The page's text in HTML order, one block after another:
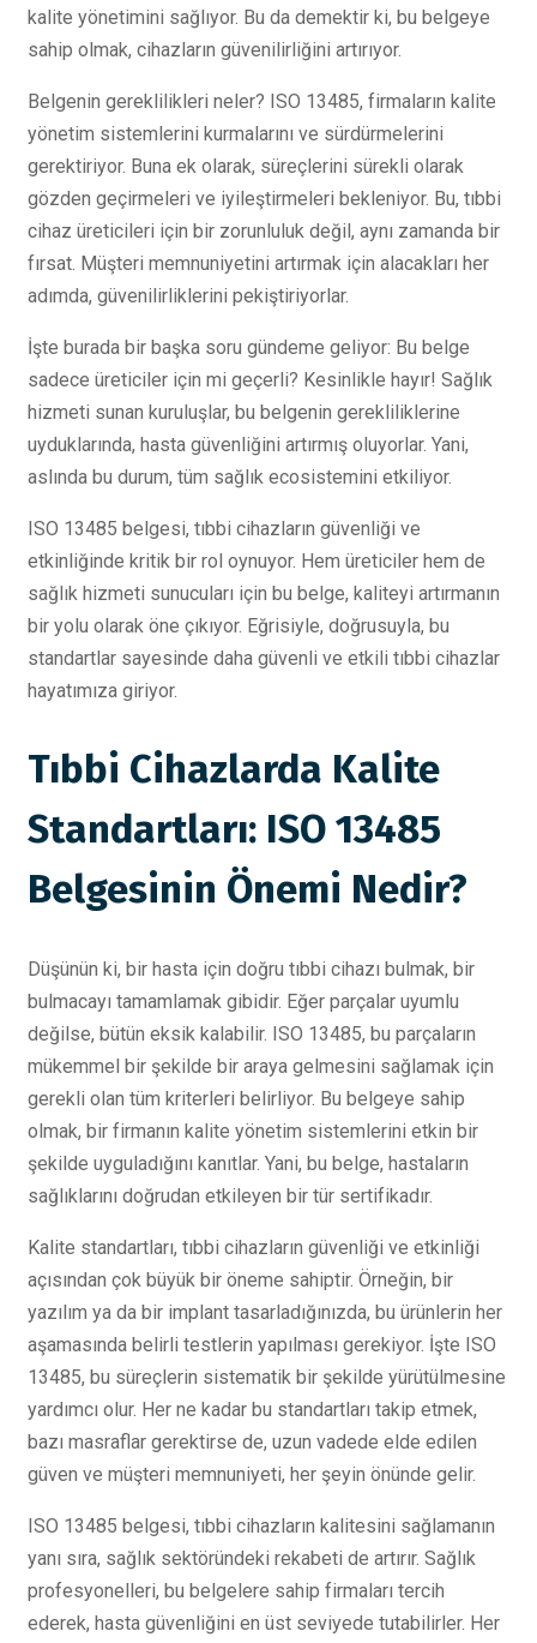
kalite yönetimini sağlıyor. Bu da demektir ki, bu belgeye
sahip olmak, cihazların güvenilirliğini artırıyor.
Belgenin gereklilikleri neler? ISO 13485, firmaların kalite
yönetim sistemlerini kurmalarını ve sürdürmelerini
gerektiriyor. Buna ek olarak, süreçlerini sürekli olarak
gözden geçirmeleri ve iyileştirmeleri bekleniyor. Bu, tıbbi
cihaz üreticileri için bir zorunluluk değil, aynı zamanda bir
fırsat. Müşteri memnuniyetini artırmak için alacakları her
adımda, güvenilirliklerini pekiştiriyorlar.
İşte burada bir başka soru gündeme geliyor: Bu belge
sadece üreticiler için mi geçerli? Kesinlikle hayır! Sağlık
hizmeti sunan kuruluşlar, bu belgenin gerekliliklerine
uyduklarında, hasta güvenliğini artırmış oluyorlar. Yani,
aslında bu durum, tüm sağlık ecosistemini etkiliyor.
ISO 13485 belgesi, tıbbi cihazların güvenliği ve
etkinliğinde kritik bir rol oynuyor. Hem üreticiler hem de
sağlık hizmeti sunucuları için bu belge, kaliteyi artırmanın
bir yolu olarak öne çıkıyor. Eğrisiyle, doğrusuyla, bu
standartlar sayesinde daha güvenli ve etkili tıbbi cihazlar
hayatımıza giriyor.
Tıbbi Cihazlarda Kalite
Standartları: ISO 13485
Belgesinin Önemi Nedir?
Düşünün ki, bir hasta için doğru tıbbi cihazı bulmak, bir
bulmacayı tamamlamak gibidir. Eğer parçalar uyumlu
değilse, bütün eksik kalabilir. ISO 13485, bu parçaların
mükemmel bir şekilde bir araya gelmesini sağlamak için
gerekli olan tüm kriterleri belirliyor. Bu belgeye sahip
olmak, bir firmanın kalite yönetim sistemlerini etkin bir
şekilde uyguladığını kanıtlar. Yani, bu belge, hastaların
sağlıklarını doğrudan etkileyen bir tür sertifikadır.
Kalite standartları, tıbbi cihazların güvenliği ve etkinliği
açısından çok büyük bir öneme sahiptir. Örneğin, bir
yazılım ya da bir implant tasarladığınızda, bu ürünlerin her
aşamasında belirli testlerin yapılması gerekiyor. İşte ISO
13485, bu süreçlerin sistematik bir şekilde yürütülmesine
yardımcı olur. Her ne kadar bu standartları takip etmek,
bazı masraflar gerektirse de, uzun vadede elde edilen
güven ve müşteri memnuniyeti, her şeyin önünde gelir.
ISO 13485 belgesi, tıbbi cihazların kalitesini sağlamanın
yanı sıra, sağlık sektöründeki rekabeti de artırır. Sağlık
profesyonelleri, bu belgelere sahip firmaları tercih
ederek, hasta güvenliğini en üst seviyede tutabilirler. Her